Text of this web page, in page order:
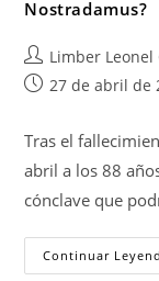
Nostradamus?
Limber Leonel
27 de abril de
Tras el
abril a los 88
cónclave que
Continuar